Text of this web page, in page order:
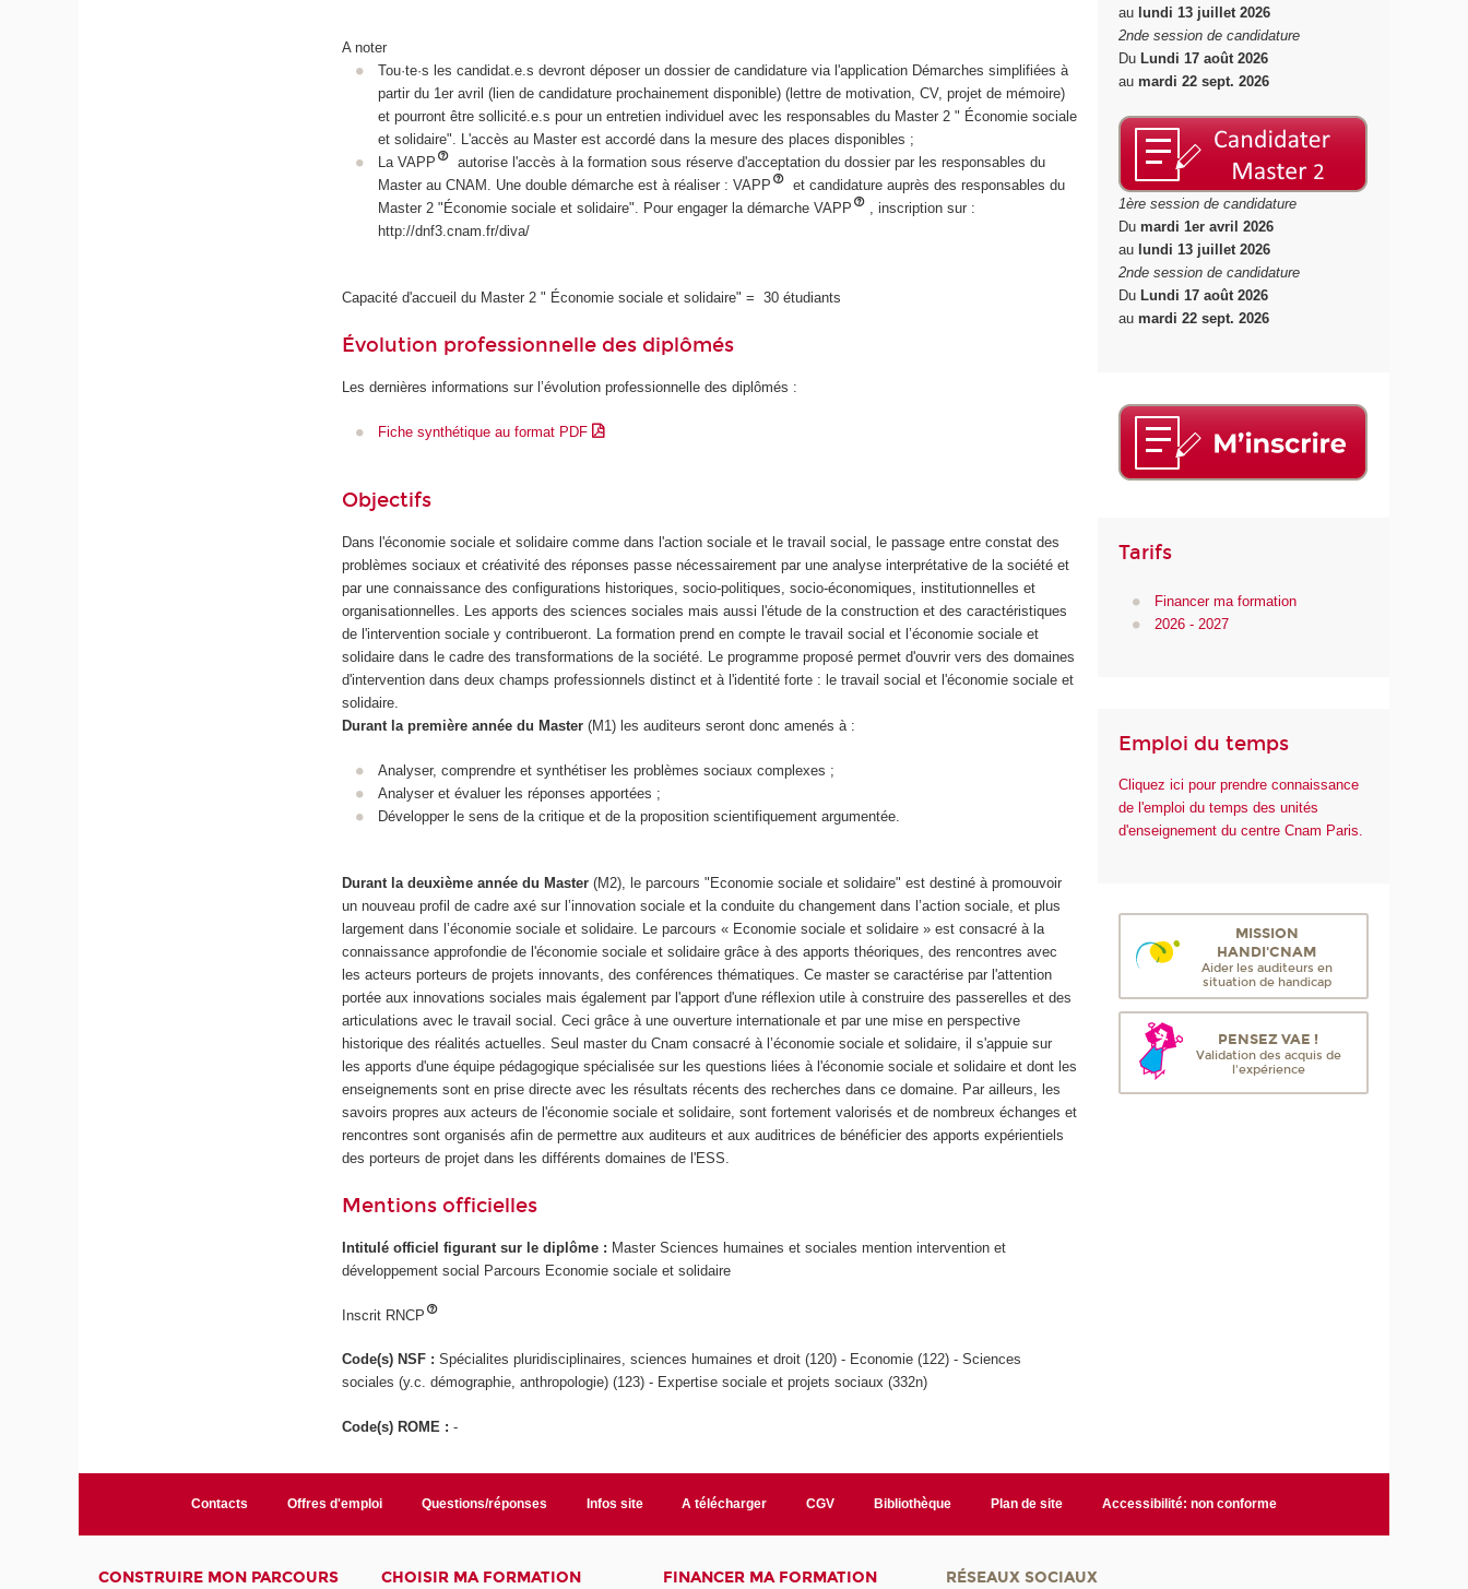
A noter
Tou·te·s les candidat.e.s devront déposer un dossier de candidature via l'application Démarches simplifiées à
partir du 1er avril (lien de candidature prochainement disponible) (lettre de motivation, CV, projet de mémoire)
et pourront être sollicité.e.s pour un entretien individuel avec les responsables du Master 2 " Économie sociale
et solidaire". L'accès au Master est accordé dans la mesure des places disponibles ;
La VAPP
autorise l'accès à la formation sous réserve d'acceptation du dossier par les responsables du
Master au CNAM. Une double démarche est à réaliser : VAPP
et candidature auprès des responsables du
Master 2 "Économie sociale et solidaire". Pour engager la démarche VAPP
, inscription sur :
http://dnf3.cnam.fr/diva/
Capacité d'accueil du Master 2 " Économie sociale et solidaire" = 30 étudiants
Évolution professionnelle des diplômés
Les dernières informations sur l’évolution professionnelle des diplômés :
Fiche synthétique au format PDF
Objectifs
Dans l'économie sociale et solidaire comme dans l'action sociale et le travail social, le passage entre constat des
problèmes sociaux et créativité des réponses passe nécessairement par une analyse interprétative de la société et
par une connaissance des configurations historiques, socio-politiques, socio-économiques, institutionnelles et
organisationnelles. Les apports des sciences sociales mais aussi l'étude de la construction et des caractéristiques
de l'intervention sociale y contribueront. La formation prend en compte le travail social et l’économie sociale et
solidaire dans le cadre des transformations de la société. Le programme proposé permet d'ouvrir vers des domaines
d'intervention dans deux champs professionnels distinct et à l'identité forte : le travail social et l'économie sociale et
solidaire.
Durant la première année du Master (M1) les auditeurs seront donc amenés à :
Analyser, comprendre et synthétiser les problèmes sociaux complexes ;
Analyser et évaluer les réponses apportées ;
Développer le sens de la critique et de la proposition scientifiquement argumentée.
Durant la deuxième année du Master (M2), le parcours "Economie sociale et solidaire" est destiné à promouvoir
un nouveau profil de cadre axé sur l’innovation sociale et la conduite du changement dans l’action sociale, et plus
largement dans l’économie sociale et solidaire. Le parcours « Economie sociale et solidaire » est consacré à la
connaissance approfondie de l'économie sociale et solidaire grâce à des apports théoriques, des rencontres avec
les acteurs porteurs de projets innovants, des conférences thématiques. Ce master se caractérise par l'attention
portée aux innovations sociales mais également par l'apport d'une réflexion utile à construire des passerelles et des
articulations avec le travail social. Ceci grâce à une ouverture internationale et par une mise en perspective
historique des réalités actuelles. Seul master du Cnam consacré à l’économie sociale et solidaire, il s'appuie sur
les apports d'une équipe pédagogique spécialisée sur les questions liées à l'économie sociale et solidaire et dont les
enseignements sont en prise directe avec les résultats récents des recherches dans ce domaine. Par ailleurs, les
savoirs propres aux acteurs de l'économie sociale et solidaire, sont fortement valorisés et de nombreux échanges et
rencontres sont organisés afin de permettre aux auditeurs et aux auditrices de bénéficier des apports expérientiels
des porteurs de projet dans les différents domaines de l'ESS.
Mentions officielles
Intitulé officiel figurant sur le diplôme : Master Sciences humaines et sociales mention intervention et
développement social Parcours Economie sociale et solidaire
Inscrit RNCP
Code(s) NSF :Spécialites pluridisciplinaires, sciences humaines et droit (120) - Economie (122) - Sciences
sociales (y.c. démographie, anthropologie) (123) - Expertise sociale et projets sociaux (332n)
Code(s) ROME :-
au lundi 13 juillet 2026
2nde session de candidature
Du Lundi 17 août 2026
aumardi 22 sept. 2026
1ère session de candidature
Dumardi 1er avril 2026
au lundi 13 juillet 2026
2nde session de candidature
Du Lundi 17 août 2026
aumardi 22 sept. 2026
Tarifs
Financer ma formation
2026 - 2027
Emploi du temps
Cliquez ici pour prendre connaissance
de l'emploi du temps des unités
d'enseignement du centre Cnam Paris.
MISSION
HANDI'CNAM
Aider les auditeurs en
situation de handicap
PENSEZ VAE !
Validation des acquis de
l'expérience
Contacts Offres d'emploi Questions/réponses Infos site A télécharger CGV Bibliothèque Plan de site Accessibilité: non conforme
CONSTRUIRE MON PARCOURS CHOISIR MA FORMATION FINANCER MA FORMATION RÉSEAUX SOCIAUX